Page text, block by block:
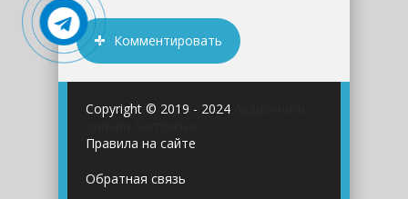
Комментировать
Copyright © 2019 - 2024
Правила на сайте
Обратная связь